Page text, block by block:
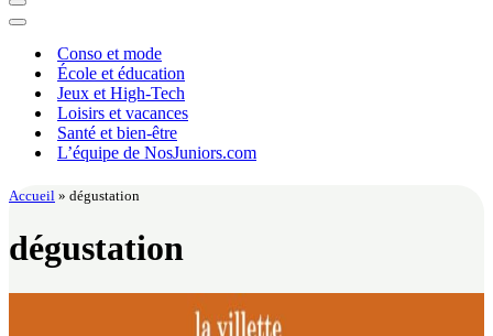
Menu
de
Menu
navigationConso et mode
École et éducation
Jeux et High-Tech
Loisirs et vacances
Santé et bien-être
L’équipe de NosJuniors.com
Accueil » dégustation
dégustation